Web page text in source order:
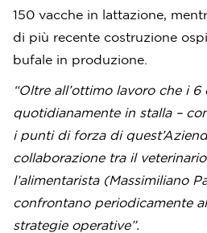
150 vacche in lattazione,
di più recente costruzione
bufale in produzione.
“Oltre all’ottimo lavoro che i
quotidianamente in stalla –
i punti di forza di
collaborazione tra il
l’alimentarista (Massimiliano
confrontano periodicamente
strategie operative”.